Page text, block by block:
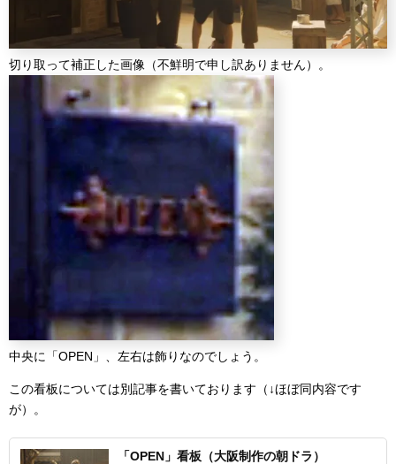
切り取って補正した画像（不鮮明で申し訳ありません）。
中央に「OPEN」、左右は飾りなのでしょう。
この看板については別記事を書いております（↓ほぼ同内容です
が）。
「OPEN」看板（大阪制作の朝ドラ）